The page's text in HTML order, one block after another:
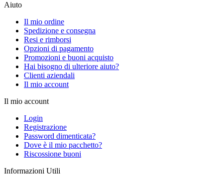
Aiuto
Il mio ordine
Spedizione e consegna
Resi e rimborsi
Opzioni di pagamento
Promozioni e buoni acquisto
Hai bisogno di ulteriore aiuto?
Clienti aziendali
Il mio account
Il mio account
Login
Registrazione
Password dimenticata?
Dove è il mio pacchetto?
Riscossione buoni
Informazioni Utili